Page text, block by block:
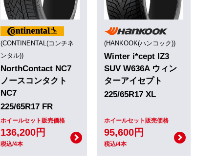
(CONTINENTAL(コンチネ
ンタル))
NorthContact NC7
ノースコンタクト
NC7
225/65R17 FR
ホイールセット販売価格
136,200円
税込/4本
(HANKOOK(ハンコック))
Winter i*cept IZ3
SUV W636A ウィン
ターアイセプト
225/65R17 XL
ホイールセット販売価格
95,600円
税込/4本